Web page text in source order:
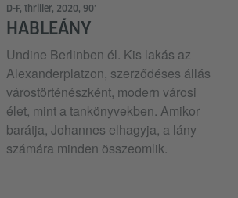
D-F, thriller, 2020, 90’
HABLEÁNY
Undine Berlinben él. Kis lakás az
Alexanderplatzon, szerződéses állás
várostörténészként, modern városi
élet, mint a tankönyvekben. Amikor
barátja, Johannes elhagyja, a lány
számára minden összeomlik.